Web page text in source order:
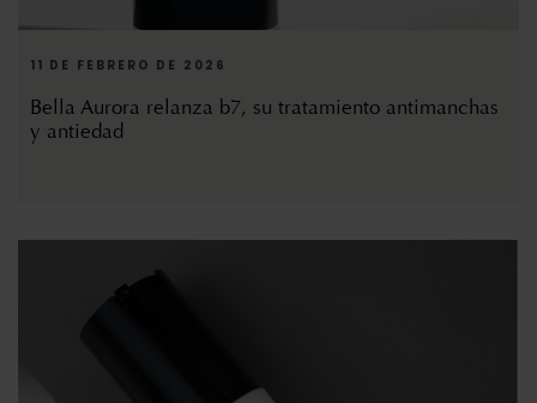
11 DE FEBRERO DE 2026
Bella Aurora relanza b7, su tratamiento antimanchas
y antiedad